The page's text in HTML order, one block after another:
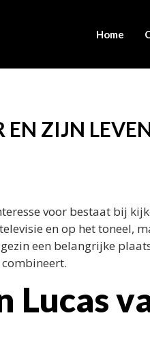
Home
EN ZIJN
voor bestaat bij
en op het toneel,
een belangrijke
Lucas